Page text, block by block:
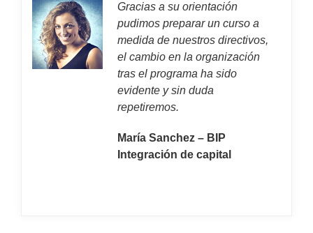
Gracias a su orientación
pudimos preparar un curso a
medida de nuestros directivos,
el cambio en la organización
tras el programa ha sido
evidente y sin duda
repetiremos.
María Sanchez – BIP
Integración de capital